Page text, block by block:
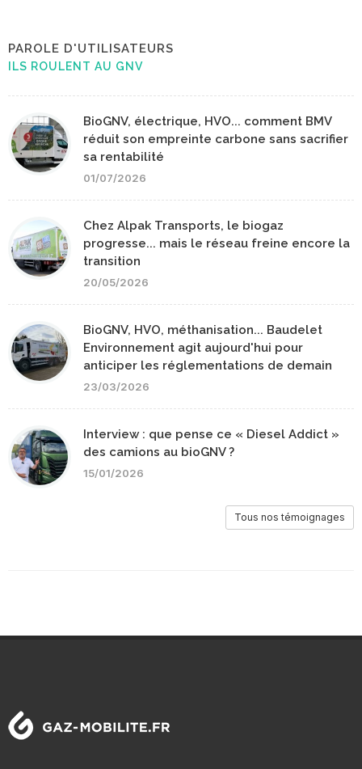
PAROLE D'UTILISATEURS
ILS ROULENT AU GNV
BioGNV, électrique, HVO... comment BMV
réduit son empreinte carbone sans sacrifier
sa rentabilité
01/07/2026
Chez Alpak Transports, le biogaz
progresse... mais le réseau freine encore la
transition
20/05/2026
BioGNV, HVO, méthanisation... Baudelet
Environnement agit aujourd'hui pour
anticiper les réglementations de demain
23/03/2026
Interview : que pense ce « Diesel Addict »
des camions au bioGNV ?
15/01/2026
Tous nos témoignages